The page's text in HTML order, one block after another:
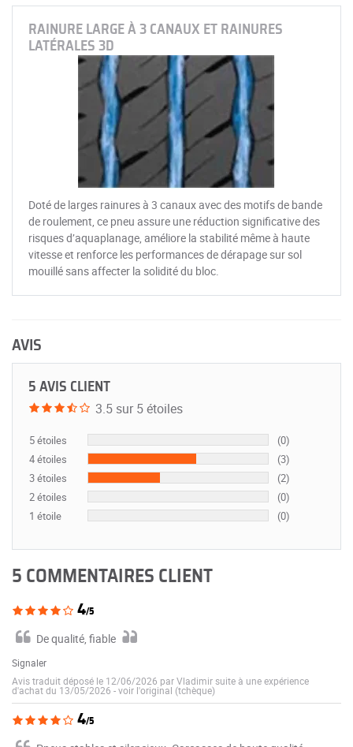
RAINURE LARGE À 3 CANAUX ET RAINURES
LATÉRALES 3D
Doté de larges rainures à 3 canaux avec des motifs de bande
de roulement, ce pneu assure une réduction significative des
risques d’aquaplanage, améliore la stabilité même à haute
vitesse et renforce les performances de dérapage sur sol
mouillé sans affecter la solidité du bloc.
AVIS
5 AVIS CLIENT
3.5 sur 5 étoiles
5 étoiles
(0)
4 étoiles
(3)
3 étoiles
(2)
2 étoiles
(0)
1 étoile
(0)
5 COMMENTAIRES CLIENT
4/5
De qualité, fiable
Signaler
Avis traduit déposé le 12/06/2026 par Vladimir suite à une expérience
d'achat du 13/05/2026 -voir l'original (tchèque)
4/5